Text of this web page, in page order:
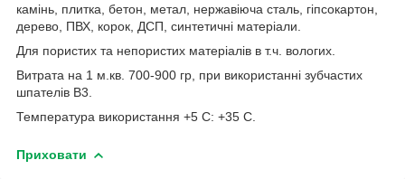
камінь, плитка, бетон, метал, нержавіюча сталь, гіпсокартон,
дерево, ПВХ, корок, ДСП, синтетичні матеріали.
Для пористих та непористих матеріалів в т.ч. вологих.
Витрата на 1 м.кв. 700-900 гр, при використанні зубчастих
шпателів В3.
Температура використання +5 С: +35 С.
Приховати